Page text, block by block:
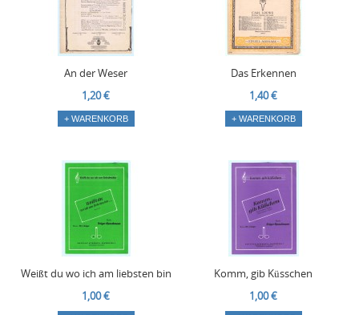
An der Weser
1,20 €
+ WARENKORB
Das Erkennen
1,40 €
+ WARENKORB
Weißt du wo ich am liebsten bin
1,00 €
Komm, gib Küsschen
1,00 €